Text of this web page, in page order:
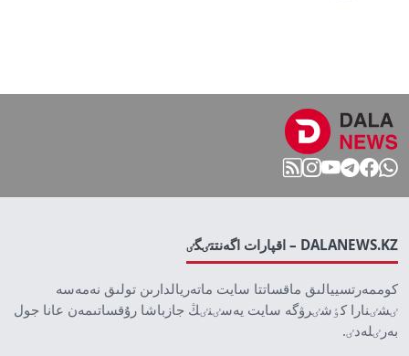
DALANEWS.KZ – اقپارات اگەنتتٸگٸ
كوممەرتسييالىق ماقساتتا سايت ماتەريالدارىن تولىق نەمەسە
ٸشٸنارا كٶشٸرۋگە سايت يەسٸنٸڭ جازباشا رۇقساتىمەن عانا جول
بەرٸلەدٸ.